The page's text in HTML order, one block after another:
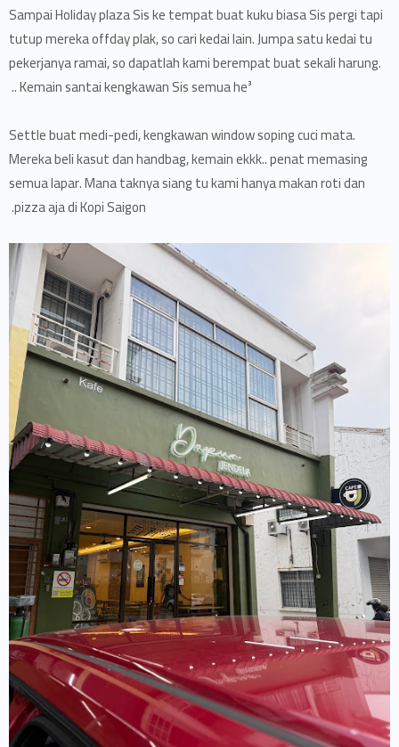
Sampai Holiday plaza Sis ke tempat buat kuku biasa Sis pergi tapi
tutup mereka offday plak, so cari kedai lain. Jumpa satu kedai tu
pekerjanya ramai, so dapatlah kami berempat buat sekali harung.
Kemain santai kengkawan Sis semua he³ ..
Settle buat medi-pedi, kengkawan window soping cuci mata.
Mereka beli kasut dan handbag, kemain ekkk.. penat memasing
semua lapar. Mana taknya siang tu kami hanya makan roti dan
pizza aja di Kopi Saigon.